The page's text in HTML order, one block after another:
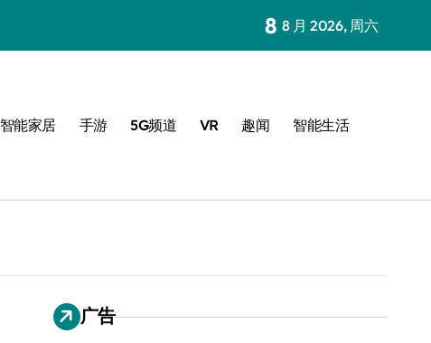
8 8 月 2026, 周六
智能家居 手游 5G频道 VR 趣闻 智能生活
广告